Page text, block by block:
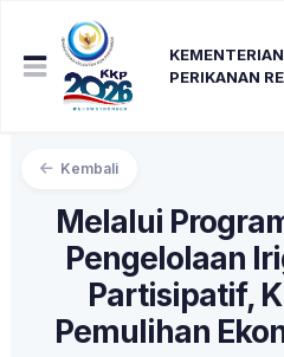
PERIKANAN
Kembali
Melalui
Pengelolaan
Partisipatif,
Pemulihan